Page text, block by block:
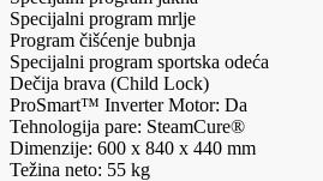
Specijalni program mrlje
Program čišćenje bubnja
Specijalni program sportska odeća
Dečija brava (Child Lock)
ProSmart™ Inverter Motor: Da
Tehnologija pare: SteamCure®
Dimenzije: 600 x 840 x 440 mm
Težina neto: 55 kg